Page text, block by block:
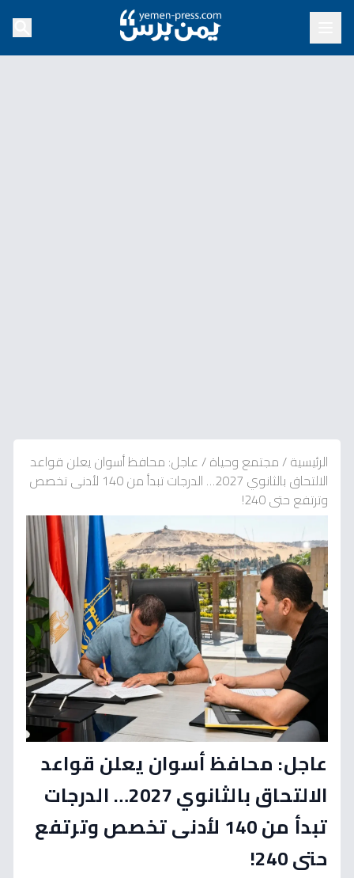
الرئيسية/مجتمع وحياة/عاجل: محافظ أسوان يعلن قواعد
الالتحاق بالثانوي 2027… الدرجات تبدأ من 140 لأدنى تخصص
وترتفع حتى 240!
عاجل: محافظ أسوان يعلن قواعد
الالتحاق بالثانوي 2027… الدرجات
تبدأ من 140 لأدنى تخصص وترتفع
حتى 240!